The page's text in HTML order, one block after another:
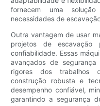
fornecem uma
necessidades de
Outra vantagem de usar
projetos de
confiabilidade. Essas
avançados de
rigores dos trabalhos
construção robusta e
desempenho confiável,
garantindo a segurança